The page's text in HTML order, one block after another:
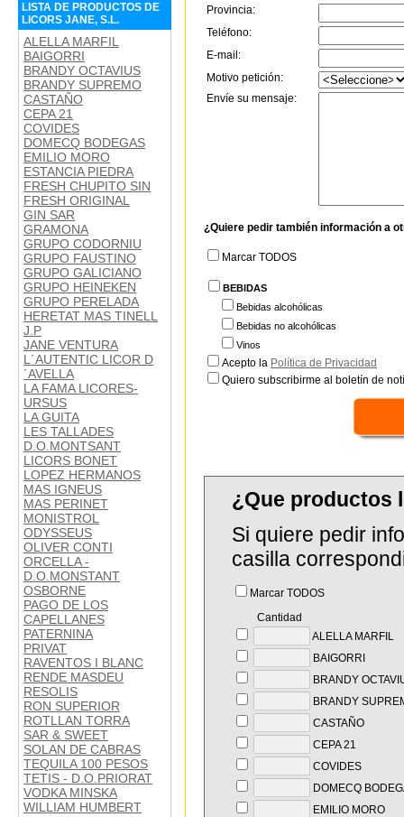
LISTA DE PRODUCTOS DE
LICORS JANE, S.L.
ALELLA MARFIL
BAIGORRI
BRANDY OCTAVIUS
BRANDY SUPREMO
CASTAÑO
CEPA 21
COVIDES
DOMECQ BODEGAS
EMILIO MORO
ESTANCIA PIEDRA
FRESH CHUPITO SIN
FRESH ORIGINAL
GIN SAR
GRAMONA
GRUPO CODORNIU
GRUPO FAUSTINO
GRUPO GALICIANO
GRUPO HEINEKEN
GRUPO PERELADA
HERETAT MAS TINELL
J.P
JANE VENTURA
L´AUTENTIC LICOR D
´AVELLA
LA FAMA LICORES-
URSUS
LA GUITA
LES TALLADES
D.O.MONTSANT
LICORS BONET
LOPEZ HERMANOS
MAS IGNEUS
MAS PERINET
MONISTROL
ODYSSEUS
OLIVER CONTI
ORCELLA -
D.O.MONSTANT
OSBORNE
PAGO DE LOS
CAPELLANES
PATERNINA
PRIVAT
RAVENTOS I BLANC
RENDE MASDEU
RESOLIS
RON SUPERIOR
ROTLLAN TORRA
SAR & SWEET
SOLAN DE CABRAS
TEQUILA 100 PESOS
TETIS - D.O.PRIORAT
VODKA MINSKA
WILLIAM HUMBERT
Provincia:
Teléfono:
E-mail:
Motivo petición:
Envíe su mensaje:
¿Quiere pedir también información a
Marcar TODOS
BEBIDAS
Bebidas alcohólicas
Bebidas no alcohólicas
Vinos
Acepto la Política de Privacidad
Quiero subscribirme al boletín de
¿Que productos
Si quiere pedir
casilla
Marcar TODOS
Cantidad
ALELLA MARFIL
BAIGORRI
BRANDY
BRANDY
CASTAÑO
CEPA 21
COVIDES
DOMECQ
EMILIO MORO